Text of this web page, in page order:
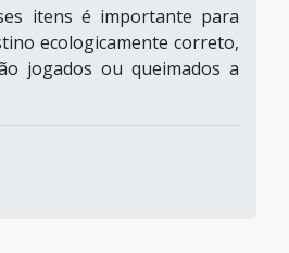
itens é importante para
ecologicamente correto,
jogados ou queimados a